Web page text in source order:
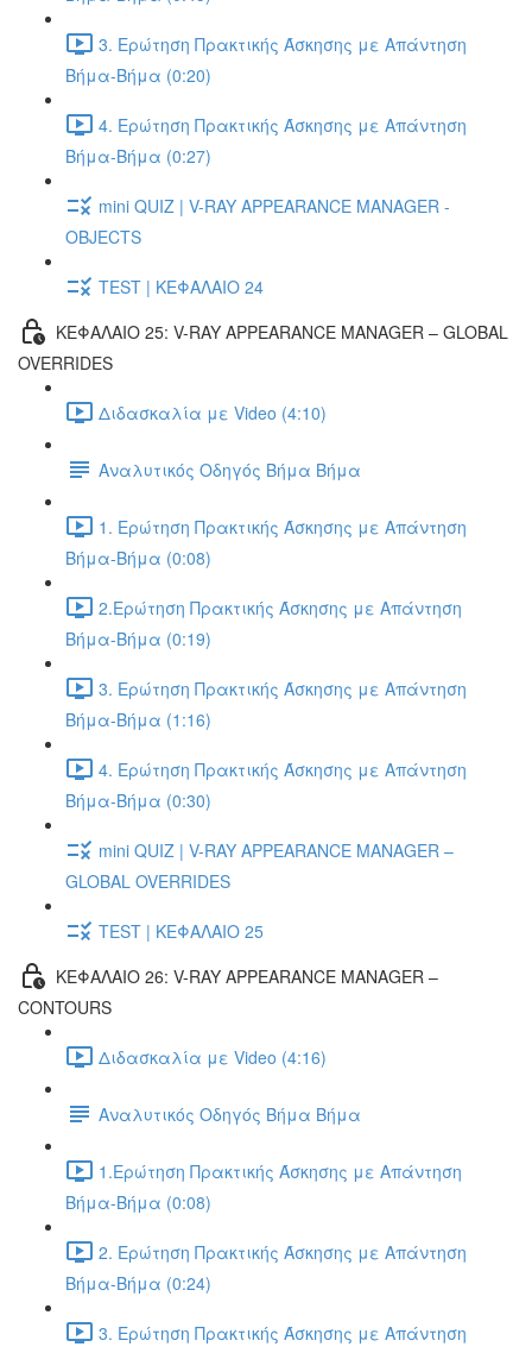
3. Ερώτηση Πρακτικής Άσκησης με Απάντηση
Βήμα-Βήμα (0:20)
4. Ερώτηση Πρακτικής Άσκησης με Απάντηση
Βήμα-Βήμα (0:27)
mini QUIZ | V-RAY APPEARANCE MANAGER -
OBJECTS
TEST | ΚΕΦΑΛΑΙΟ 24
ΚΕΦΑΛΑΙΟ 25: V-RAY APPEARANCE MANAGER – GLOBAL
OVERRIDES
Διδασκαλία με Video (4:10)
Αναλυτικός Οδηγός Βήμα Βήμα
1. Ερώτηση Πρακτικής Άσκησης με Απάντηση
Βήμα-Βήμα (0:08)
2.Ερώτηση Πρακτικής Άσκησης με Απάντηση
Βήμα-Βήμα (0:19)
3. Ερώτηση Πρακτικής Άσκησης με Απάντηση
Βήμα-Βήμα (1:16)
4. Ερώτηση Πρακτικής Άσκησης με Απάντηση
Βήμα-Βήμα (0:30)
mini QUIZ | V-RAY APPEARANCE MANAGER –
GLOBAL OVERRIDES
TEST | ΚΕΦΑΛΑΙΟ 25
ΚΕΦΑΛΑΙΟ 26: V-RAY APPEARANCE MANAGER –
CONTOURS
Διδασκαλία με Video (4:16)
Αναλυτικός Οδηγός Βήμα Βήμα
1.Ερώτηση Πρακτικής Άσκησης με Απάντηση
Βήμα-Βήμα (0:08)
2. Ερώτηση Πρακτικής Άσκησης με Απάντηση
Βήμα-Βήμα (0:24)
3. Ερώτηση Πρακτικής Άσκησης με Απάντηση